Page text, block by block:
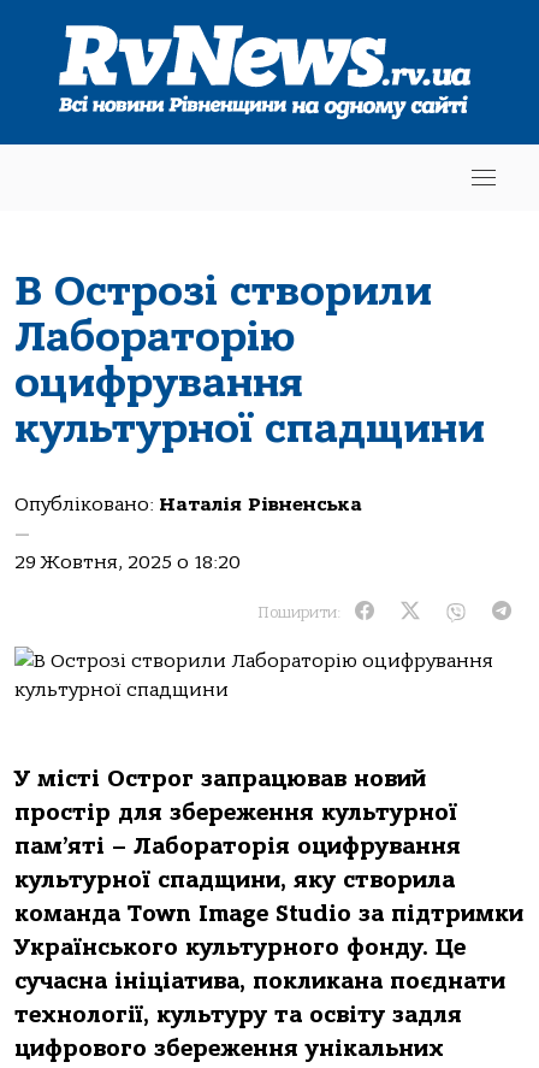
В Острозі створили
Лабораторію
оцифрування
культурної спадщини
Опубліковано: Наталія Рівненська
—
29 Жовтня, 2025 о 18:20
Поширити:
У місті Острог запрацював новий
простір для збереження культурної
пам’яті – Лабораторія оцифрування
культурної спадщини, яку створила
команда Town Image Studio за підтримки
Українського культурного фонду. Це
сучасна ініціатива, покликана поєднати
технології, культуру та освіту задля
цифрового збереження унікальних